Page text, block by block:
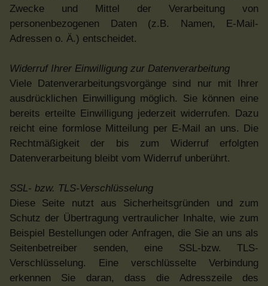
Zwecke und Mittel der Verarbeitung von
personenbezogenen Daten (z.B. Namen, E-Mail-
Adressen o. Ä.) entscheidet.
Widerruf Ihrer Einwilligung zur Datenverarbeitung
Viele Datenverarbeitungsvorgänge sind nur mit Ihrer
ausdrücklichen Einwilligung möglich. Sie können eine
bereits erteilte Einwilligung jederzeit widerrufen. Dazu
reicht eine formlose Mitteilung per E-Mail an uns. Die
Rechtmäßigkeit der bis zum Widerruf erfolgten
Datenverarbeitung bleibt vom Widerruf unberührt.
SSL- bzw. TLS-Verschlüsselung
Diese Seite nutzt aus Sicherheitsgründen und zum
Schutz der Übertragung vertraulicher Inhalte, wie zum
Beispiel Bestellungen oder Anfragen, die Sie an uns als
Seitenbetreiber senden, eine SSL-bzw. TLS-
Verschlüsselung. Eine verschlüsselte Verbindung
erkennen Sie daran, dass die Adresszeile des